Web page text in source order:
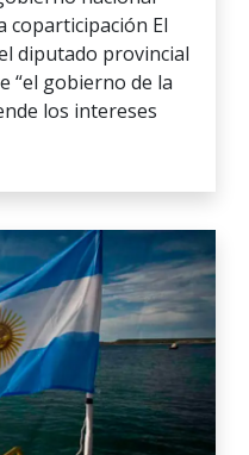
coparticipación El
diputado provincial
“el gobierno de la
los intereses